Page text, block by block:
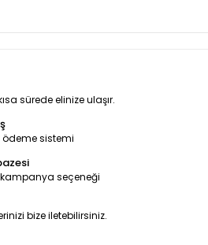
sürede elinize ulaşır.
ödeme sistemi
seçeneği
bize iletebilirsiniz.